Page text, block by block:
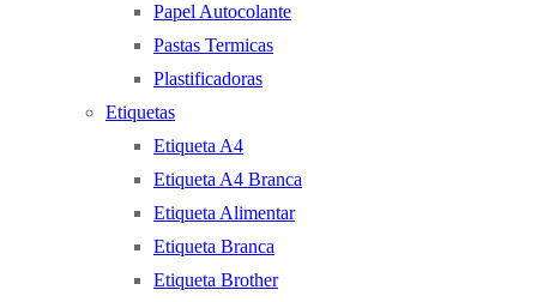
Papel Autocolante
Pastas Termicas
Plastificadoras
Etiquetas
Etiqueta A4
Etiqueta A4 Branca
Etiqueta Alimentar
Etiqueta Branca
Etiqueta Brother